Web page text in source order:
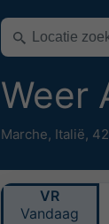
Weer
Marche, Italië,
VR
Vandaag